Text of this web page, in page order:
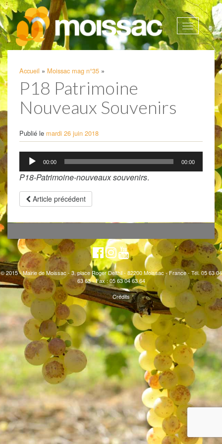
Afficher
la
Accueil » Moissac mag n°35 »
P18 Patrimoine
Nouveaux Souvenirs
Publié le mardi 26 juin 2018
Lecteur
audio
00:00 00:00
P18-Patrimoine-nouveaux souvenirs.
Article précédent
© 2015 - Mairie de Moissac - 3, place Roger Delthil - 82200 Moissac - France - Tél. 05 63 04
63 63 - Fax : 05 63 04 63 64
Crédits